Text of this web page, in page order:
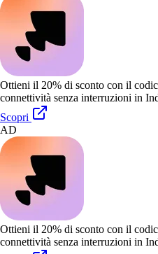
Ottieni il 20% di sconto con il
connettività senza interruzioni in
Scopri
AD
Ottieni il 20% di sconto con il
connettività senza interruzioni in